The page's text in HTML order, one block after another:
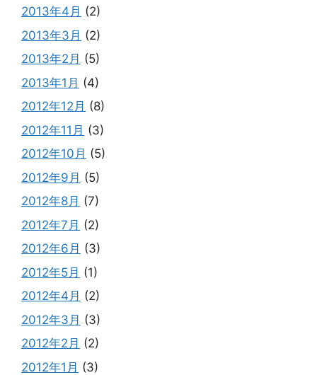
2013年4月 (2)
2013年3月 (2)
2013年2月 (5)
2013年1月 (4)
2012年12月 (8)
2012年11月 (3)
2012年10月 (5)
2012年9月 (5)
2012年8月 (7)
2012年7月 (2)
2012年6月 (3)
2012年5月 (1)
2012年4月 (2)
2012年3月 (3)
2012年2月 (2)
2012年1月 (3)